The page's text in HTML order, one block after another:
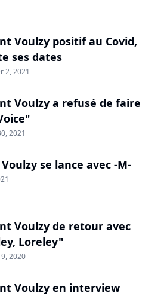
Voulzy positif au Covid,
ses dates
2, 2021
Voulzy a refusé de faire
2021
se lance avec -M-
Voulzy de retour avec
Loreley"
2020
Voulzy en interview